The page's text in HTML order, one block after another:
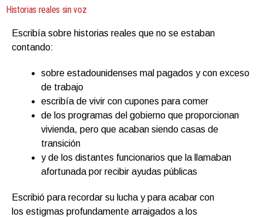
Historias reales sin voz
Escribía sobre historias reales que no se estaban
contando:
sobre estadounidenses mal pagados y con exceso
de trabajo
escribía de vivir con cupones para comer
de los programas del gobierno que proporcionan
vivienda, pero que acaban siendo casas de
transición
y de los distantes funcionarios que la llamaban
afortunada por recibir ayudas públicas
Escribió para recordar su lucha y para acabar con
los estigmas profundamente arraigados a los